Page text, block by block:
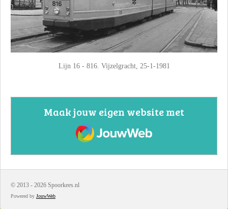
Lijn 16 - 816. Vijzelgracht, 25-1-1981
Maak jouw eigen website met
JouwWeb
© 2013 - 2026 Spoorkees.nl
Powered by JouwWeb